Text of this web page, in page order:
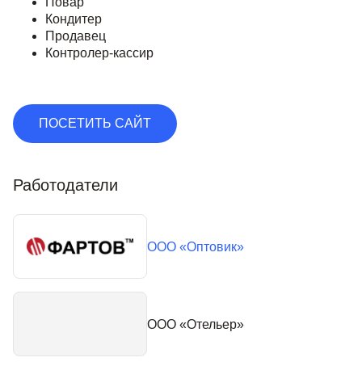
Кондитер
Продавец
Контролер-кассир
ПОСЕТИТЬ САЙТ
Работодатели
ООО «Оптовик»
ООО «Отельер»